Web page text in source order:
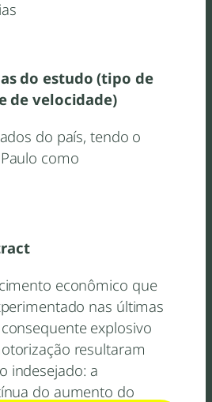
do estudo (tipo de
de velocidade)
do país, tendo o
como
econômico que
nas últimas
explosivo
resultaram
indesejado: a
do aumento do